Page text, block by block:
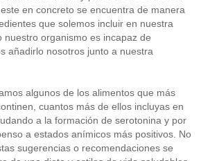
en concreto se encuentra de manera
que solemos incluir en nuestra
nuestro organismo es incapaz de
añadirlo nosotros junto a nuestra
algunos de los alimentos que más
cuantos más de ellos incluyas en
a la formación de serotonina y por
a estados anímicos más positivos. No
sugerencias o recomendaciones se